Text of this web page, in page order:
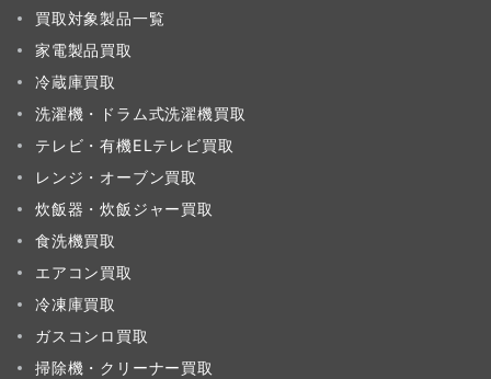
買取対象製品一覧
家電製品買取
冷蔵庫買取
洗濯機・ドラム式洗濯機買取
テレビ・有機ELテレビ買取
レンジ・オーブン買取
炊飯器・炊飯ジャー買取
食洗機買取
エアコン買取
冷凍庫買取
ガスコンロ買取
掃除機・クリーナー買取